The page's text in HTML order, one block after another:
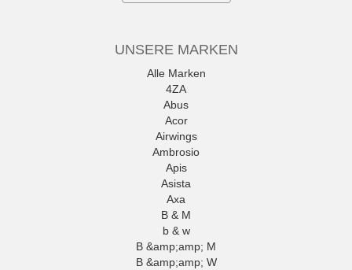
UNSERE MARKEN
Alle Marken
4ZA
Abus
Acor
Airwings
Ambrosio
Apis
Asista
Axa
B & M
b & w
B &amp;amp; M
B &amp;amp; W